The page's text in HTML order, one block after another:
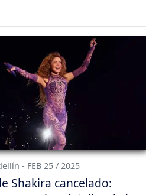
- FEB 25 / 2025
Shakira cancelado: